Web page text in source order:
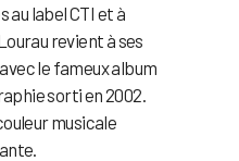
au label CTI et à
revient à ses
le fameux album
sorti en 2002.
musicale